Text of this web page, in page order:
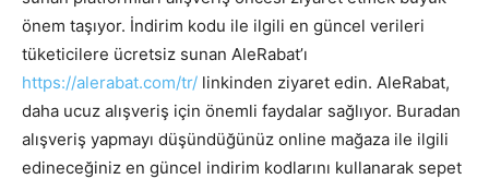
önem taşıyor. İndirim kodu ile ilgili en güncel verileri
tüketicilere ücretsiz sunan AleRabat’ı
https://alerabat.com/tr/ linkinden ziyaret edin. AleRabat,
daha ucuz alışveriş için önemli faydalar sağlıyor. Buradan
alışveriş yapmayı düşündüğünüz online mağaza ile ilgili
edineceğiniz en güncel indirim kodlarını kullanarak sepet